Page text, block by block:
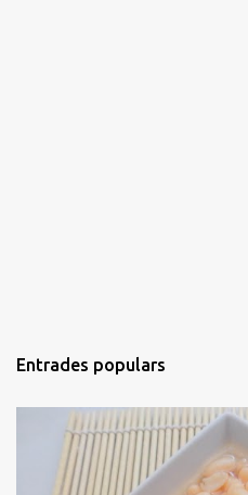
Entrades populars